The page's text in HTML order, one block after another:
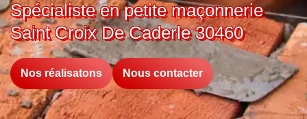
Spécialiste en petite maçonnerie
Saint Croix De Caderle 30460
Nos réalisatons Nous contacter